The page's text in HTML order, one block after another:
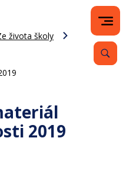
života školy
2019